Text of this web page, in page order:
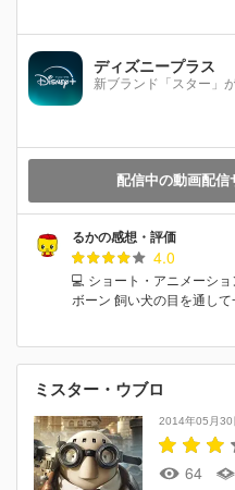
ディズニープラス
新ブランド「スター」
配信中の動画配信
るかの感想・評価
4.0
💻 ショート・アニメーシ
ボーン 飼い犬の目を通し
ミスター・ウブロ
2014年05月30
64